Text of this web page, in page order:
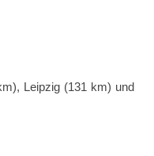
Leipzig (131 km) und